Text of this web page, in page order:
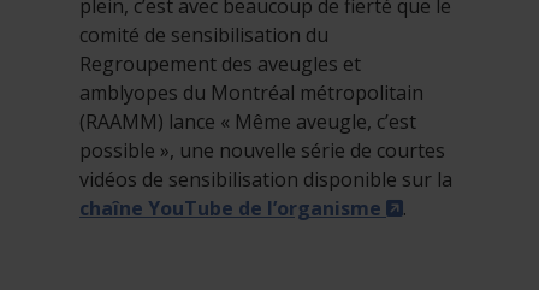
plein, c’est avec beaucoup de fierté que le
comité de sensibilisation du
Regroupement des aveugles et
amblyopes du Montréal métropolitain
(RAAMM) lance « Même aveugle, c’est
possible », une nouvelle série de courtes
vidéos de sensibilisation disponible sur la
chaîne YouTube de l’organisme
- Cet
.